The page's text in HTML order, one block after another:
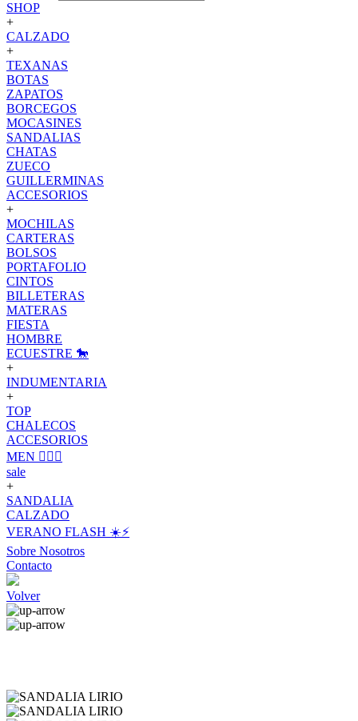
SHOP
+
CALZADO
+
TEXANAS
BOTAS
ZAPATOS
BORCEGOS
MOCASINES
SANDALIAS
CHATAS
ZUECO
GUILLERMINAS
ACCESORIOS
+
MOCHILAS
CARTERAS
BOLSOS
PORTAFOLIO
CINTOS
BILLETERAS
MATERAS
FIESTA
HOMBRE
ECUESTRE 🐎
+
INDUMENTARIA
+
TOP
CHALECOS
ACCESORIOS
MEN 🙋🏽‍♂️
sale
+
SANDALIA
CALZADO
VERANO FLASH ☀️⚡️
Sobre Nosotros
Contacto
Volver